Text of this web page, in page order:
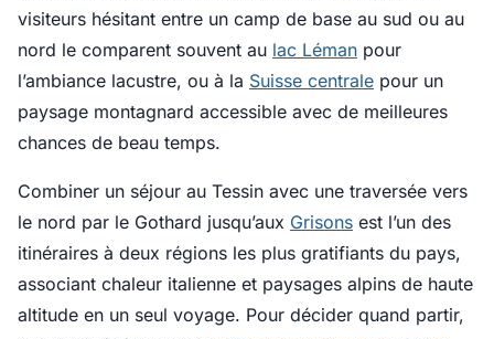
visiteurs hésitant entre un camp de base au sud ou au
nord le comparent souvent au lac Léman pour
l’ambiance lacustre, ou à la Suisse centrale pour un
paysage montagnard accessible avec de meilleures
chances de beau temps.
Combiner un séjour au Tessin avec une traversée vers
le nord par le Gothard jusqu’aux Grisons est l’un des
itinéraires à deux régions les plus gratifiants du pays,
associant chaleur italienne et paysages alpins de haute
altitude en un seul voyage. Pour décider quand partir,